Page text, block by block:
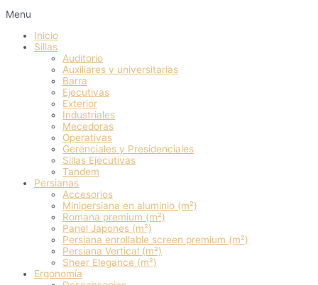
Menu
Inicio
Sillas
Auditorio
Auxiliares y universitarias
Barra
Ejecutivas
Exterior
Industriales
Mecedoras
Operativas
Gerenciales y Presidenciales
Sillas Ejecutivas
Tandem
Persianas
Accesorios
Minipersiana en aluminio (m²)
Romana premium (m²)
Panel Japones (m²)
Persiana enrollable screen premium (m²)
Persiana Vertical (m²)
Sheer Elegance (m²)
Ergonomía